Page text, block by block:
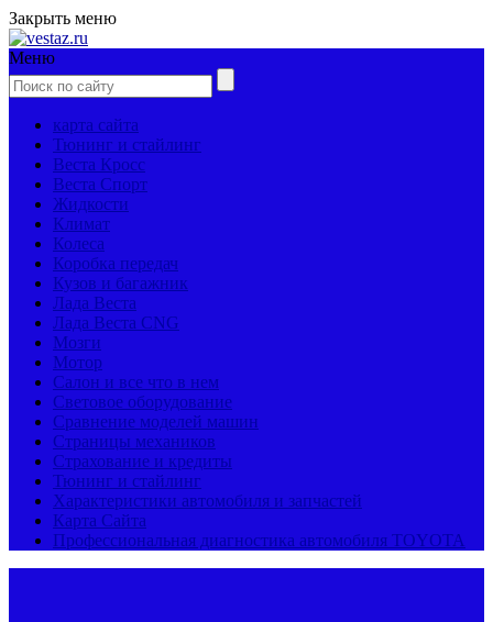
Закрыть меню
Меню
карта сайта
Тюнинг и стайлинг
Веста Кросс
Веста Спорт
Жидкости
Климат
Колеса
Коробка передач
Кузов и багажник
Лада Веста
Лада Веста CNG
Мозги
Мотор
Салон и все что в нем
Световое оборудование
Сравнение моделей машин
Страницы механиков
Страхование и кредиты
Тюнинг и стайлинг
Характеристики автомобиля и запчастей
Карта Сайта
Профессиональная диагностика автомобиля TOYOTA